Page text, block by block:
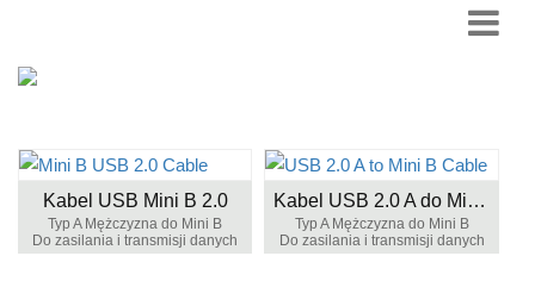
Kabel USB Mini B 2.0
Typ A Mężczyzna do Mini B
Do zasilania i transmisji danych
Kabel USB 2.0 A do Mini B
Typ A Mężczyzna do Mini B
Do zasilania i transmisji danych